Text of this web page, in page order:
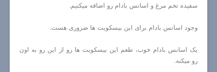
سفیده تخم مرغ و اسانس بادام رو اضافه میکنیم.
وجود اسانس بادام برای این بیسکویت ها ضروری هست.
یک اسانس بادام خوب، طعم این بیسکویت ها رو از این رو به اون
رو میکنه.